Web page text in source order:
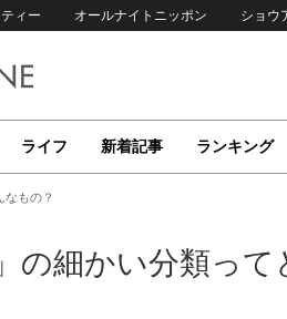
ィー オールナイトニッポン ショウ
ライフ 新着記事 ランキング
もの？
の細かい分類って